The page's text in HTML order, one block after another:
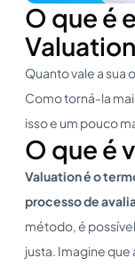
O que é
Quanto vale a sua
Como torná-la
isso e um pouco
O que é
Valuationé o
processo de
método, é
justa. Imagine que